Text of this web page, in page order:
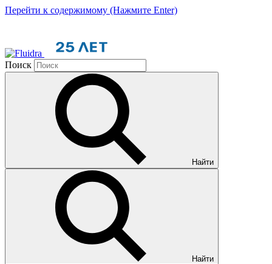
Перейти к содержимому (Нажмите Enter)
Поиск
Найти
Найти